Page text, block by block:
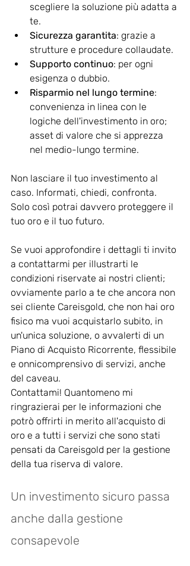
scegliere la soluzione più adatta a
te.
Sicurezza garantita: grazie a
strutture e procedure collaudate.
Supporto continuo: per ogni
esigenza o dubbio.
Risparmio nel lungo termine:
convenienza in linea con le
logiche dell'investimento in oro;
asset di valore che si apprezza
nel medio-lungo termine.
Non lasciare il tuo investimento al
caso. Informati, chiedi, confronta.
Solo così potrai davvero proteggere il
tuo oro e il tuo futuro.
Se vuoi approfondire i dettagli ti invito
a contattarmi per illustrarti le
condizioni riservate ai nostri clienti;
ovviamente parlo a te che ancora non
sei cliente Careisgold, che non hai oro
fisico ma vuoi acquistarlo subito, in
un'unica soluzione, o avvalerti di un
Piano di Acquisto Ricorrente, flessibile
e onnicomprensivo di servizi, anche
del caveau.
Contattami! Quantomeno mi
ringrazierai per le informazioni che
potrò offrirti in merito all'acquisto di
oro e a tutti i servizi che sono stati
pensati da Careisgold per la gestione
della tua riserva di valore.
Un investimento sicuro passa
anche dalla gestione
consapevole